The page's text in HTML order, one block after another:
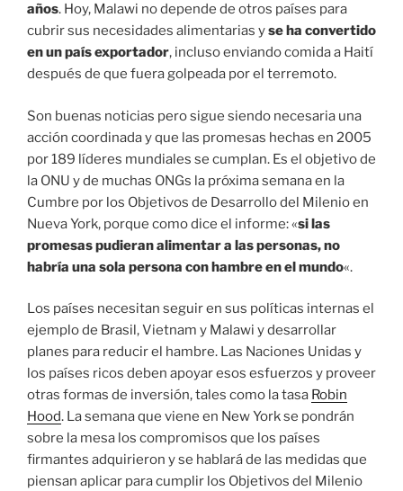
años. Hoy, Malawi no depende de otros países para
cubrir sus necesidades alimentarias yse ha convertido
en un país exportador, incluso enviando comida a Haití
después de que fuera golpeada por el terremoto.
Son buenas noticias pero sigue siendo necesaria una
acción coordinada y que las promesas hechas en 2005
por 189 líderes mundiales se cumplan. Es el objetivo de
la ONU y de muchas ONGs la próxima semana en la
Cumbre por los Objetivos de Desarrollo del Milenio en
Nueva York, porque como dice el informe: «si las
promesas pudieran alimentar a las personas, no
habría una sola persona con hambre en el mundo«.
Los países necesitan seguir en sus políticas internas el
ejemplo de Brasil, Vietnam y Malawi y desarrollar
planes para reducir el hambre. Las Naciones Unidas y
los países ricos deben apoyar esos esfuerzos y proveer
otras formas de inversión, tales como la tasa Robin
Hood. La semana que viene en New York se pondrán
sobre la mesa los compromisos que los países
firmantes adquirieron y se hablará de las medidas que
piensan aplicar para cumplir los Objetivos del Milenio